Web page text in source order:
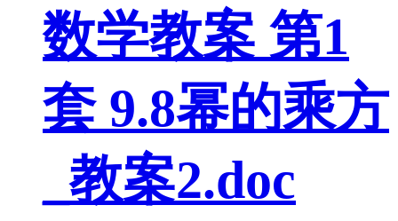
数学教案 第1
套 9.8幂的乘方
_教案2.doc